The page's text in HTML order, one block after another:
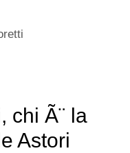
chi Ã¨ la
Astori